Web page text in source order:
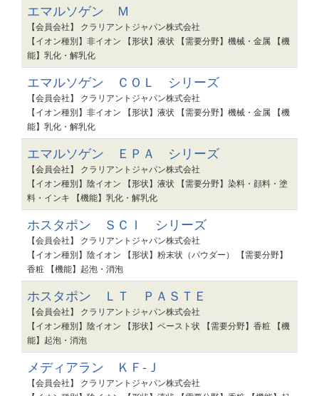
エマルソゲン Ｍ
【会員会社】 クラリアントジャパン株式会社
【イオン種別】非イオン 【形状】液状 【需要分野】機械・金属 【機
能】乳化・解乳化
エマルソゲン ＣＯＬ シリーズ
【会員会社】 クラリアントジャパン株式会社
【イオン種別】非イオン 【形状】液状 【需要分野】機械・金属 【機
能】乳化・解乳化
エマルソゲン ＥＰＡ シリーズ
【会員会社】 クラリアントジャパン株式会社
【イオン種別】陰イオン 【形状】液状 【需要分野】染料・顔料・塗
料・インキ 【機能】乳化・解乳化
ホスタポン ＳＣＩ シリーズ
【会員会社】 クラリアントジャパン株式会社
【イオン種別】陰イオン 【形状】粉末状（パウダー） 【需要分野】
香粧 【機能】起泡・消泡
ホスタポン ＬＴ ＰＡＳＴＥ
【会員会社】 クラリアントジャパン株式会社
【イオン種別】陰イオン 【形状】ペースト状 【需要分野】香粧 【機
能】起泡・消泡
メディアラン ＫＦ-Ｊ
【会員会社】 クラリアントジャパン株式会社